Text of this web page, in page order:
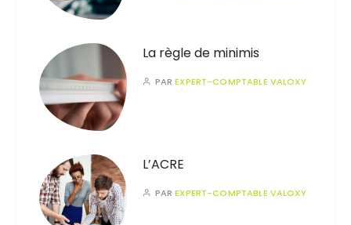
La règle de minimis
PAREXPERT-COMPTABLE VALOXY
L’ACRE
PAREXPERT-COMPTABLE VALOXY